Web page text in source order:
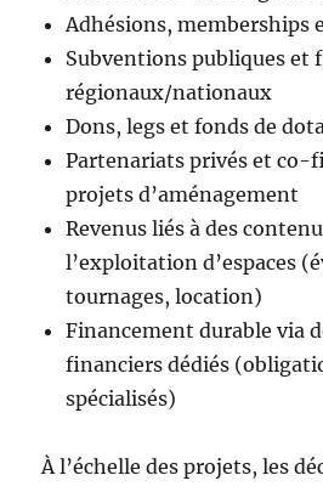
Adhésions, memberships
Subventions publiques et
régionaux/nationaux
Dons, legs et fonds de
Partenariats privés et co-
projets d’aménagement
Revenus liés à des
l’exploitation d’espaces
tournages, location)
Financement durable via
financiers dédiés
spécialisés)
À l’échelle des projets, les